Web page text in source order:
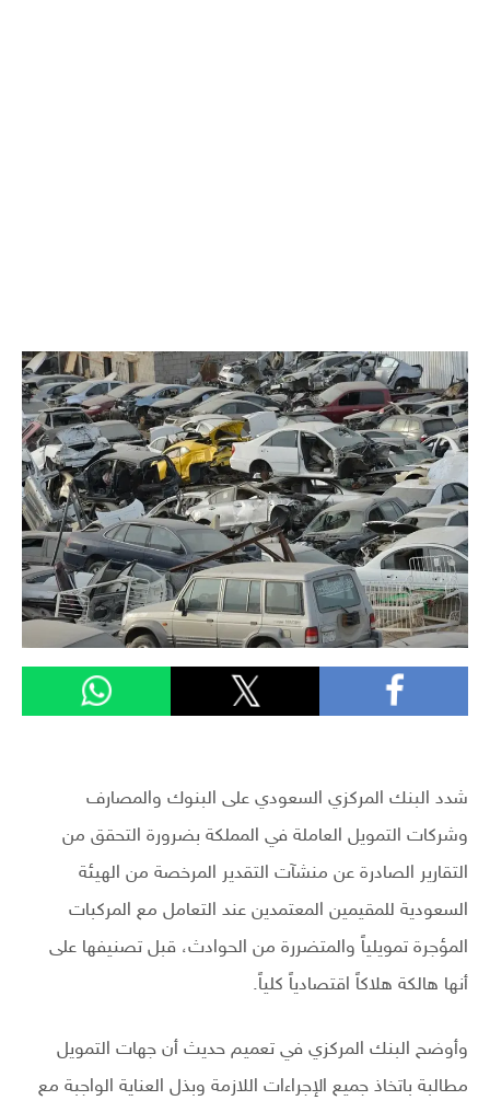
شدد البنك المركزي السعودي على البنوك والمصارف
وشركات التمويل العاملة في المملكة بضرورة التحقق من
التقارير الصادرة عن منشآت التقدير المرخصة من الهيئة
السعودية للمقيمين المعتمدين عند التعامل مع المركبات
المؤجرة تمويلياً والمتضررة من الحوادث، قبل تصنيفها على
أنها هالكة هلاكاً اقتصادياً كلياً.
وأوضح البنك المركزي في تعميم حديث أن جهات التمويل
مطالبة باتخاذ جميع الإجراءات اللازمة وبذل العناية الواجبة مع